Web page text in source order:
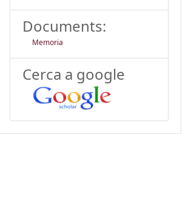
Documents:
Memoria
Cerca a google